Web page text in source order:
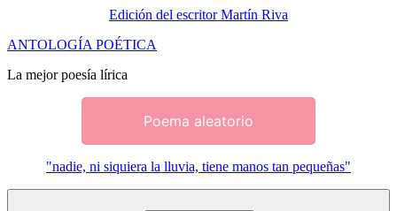
Edición del escritor Martín Riva
Saltar
contenido
ANTOLOGÍA POÉTICA
La mejor poesía lírica
Poema aleatorio
"nadie, ni siquiera la lluvia, tiene manos tan pequeñas"